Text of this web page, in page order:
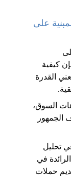
على
كيفية
القدرة
السوق،
الجمهور
تحليل
في
حملات